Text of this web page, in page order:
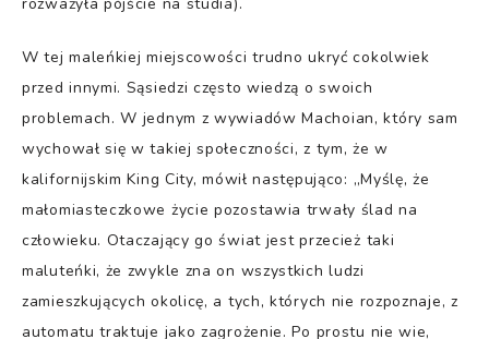
W tej maleńkiej miejscowości trudno ukryć cokolwiek
przed innymi. Sąsiedzi często wiedzą o swoich
problemach. W jednym z wywiadów Machoian, który sam
wychował się w takiej społeczności, z tym, że w
kalifornijskim King City, mówił następująco: „Myślę, że
małomiasteczkowe życie pozostawia trwały ślad na
człowieku. Otaczający go świat jest przecież taki
maluteńki, że zwykle zna on wszystkich ludzi
zamieszkujących okolicę, a tych, których nie rozpoznaje, z
automatu traktuje jako zagrożenie. Po prostu nie wie,